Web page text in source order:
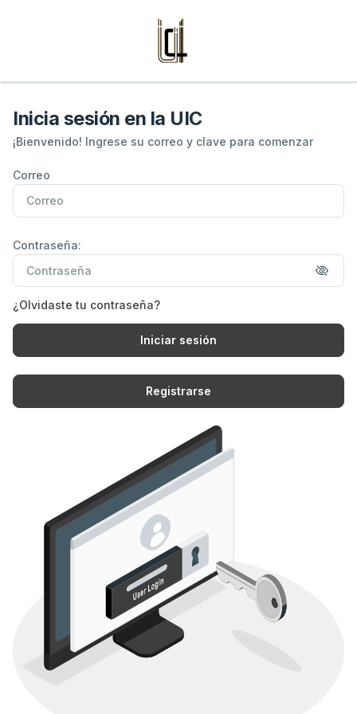
Inicia sesión en la UIC
¡Bienvenido! Ingrese su correo y clave para comenzar
Dirección de correo electrónico
Correo
Contraseña
Contraseña:
Contraseña
¿Olvidaste tu contraseña?
Iniciar sesión
Registrarse